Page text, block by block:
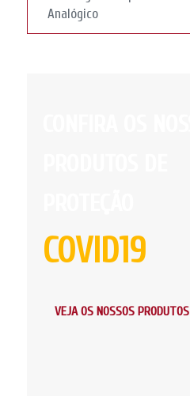
Analógico
COVID19
VEJA OS NOSSOS PRODUTOS